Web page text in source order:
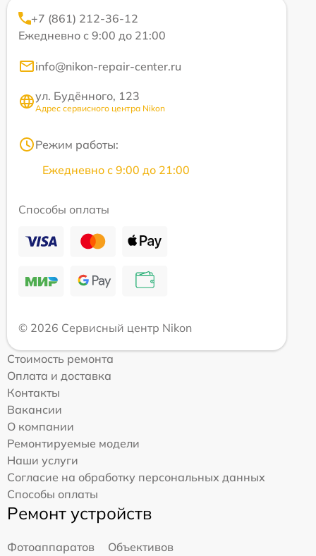
+7 (861) 212-36-12
Ежедневно с 9:00 до 21:00
info@nikon-repair-center.ru
ул. Будённого, 123
Адрес сервисного центра Nikon
Режим работы:
Ежедневно с 9:00 до 21:00
Способы оплаты
© 2026 Сервисный центр Nikon
Стоимость ремонта
Оплата и доставка
Контакты
Вакансии
О компании
Ремонтируемые модели
Наши услуги
Согласие на обработку персональных данных
Способы оплаты
Ремонт устройств
Фотоаппаратов
Объективов